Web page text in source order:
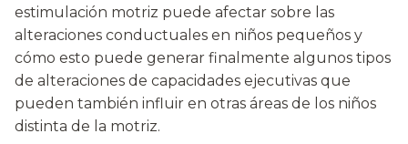
estimulación motriz puede afectar sobre las
alteraciones conductuales en niños pequeños y
cómo esto puede generar finalmente algunos tipos
de alteraciones de capacidades ejecutivas que
pueden también influir en otras áreas de los niños
distinta de la motriz.